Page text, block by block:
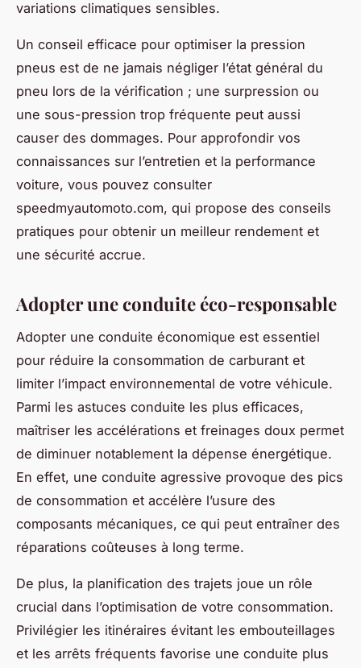
variations climatiques sensibles.
Un conseil efficace pour optimiser la pression
pneus est de ne jamais négliger l’état général du
pneu lors de la vérification ; une surpression ou
une sous-pression trop fréquente peut aussi
causer des dommages. Pour approfondir vos
connaissances sur l’entretien et la performance
voiture, vous pouvez consulter
speedmyautomoto.com, qui propose des conseils
pratiques pour obtenir un meilleur rendement et
une sécurité accrue.
Adopter une conduite éco-responsable
Adopter une conduite économique est essentiel
pour réduire la consommation de carburant et
limiter l’impact environnemental de votre véhicule.
Parmi les astuces conduite les plus efficaces,
maîtriser les accélérations et freinages doux permet
de diminuer notablement la dépense énergétique.
En effet, une conduite agressive provoque des pics
de consommation et accélère l’usure des
composants mécaniques, ce qui peut entraîner des
réparations coûteuses à long terme.
De plus, la planification des trajets joue un rôle
crucial dans l’optimisation de votre consommation.
Privilégier les itinéraires évitant les embouteillages
et les arrêts fréquents favorise une conduite plus